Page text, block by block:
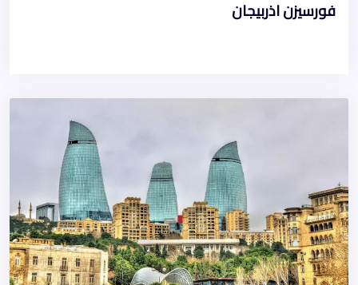
فورسيزن اذربيجان